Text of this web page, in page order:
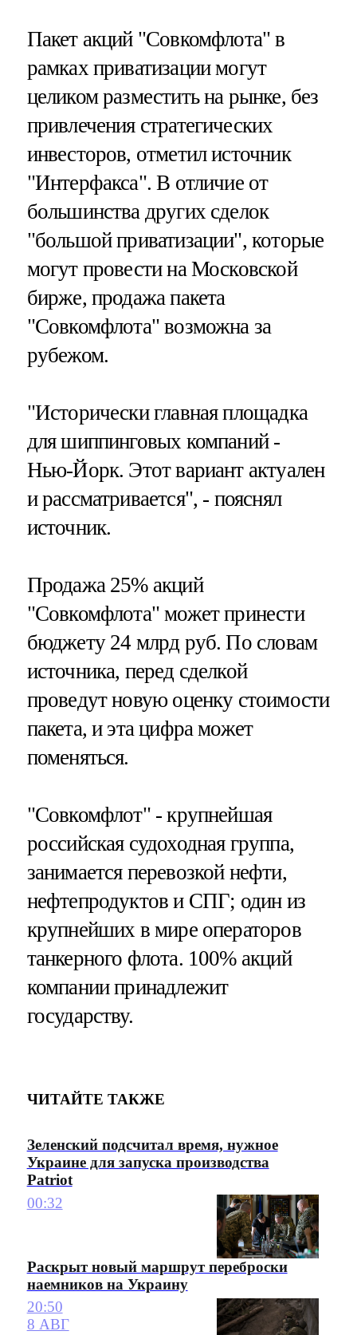
Пакет акций "Совкомфлота" в
рамках приватизации могут
целиком разместить на рынке, без
привлечения стратегических
инвесторов, отметил источник
"Интерфакса". В отличие от
большинства других сделок
"большой приватизации", которые
могут провести на Московской
бирже, продажа пакета
"Совкомфлота" возможна за
рубежом.
"Исторически главная площадка
для шиппинговых компаний -
Нью-Йорк. Этот вариант актуален
и рассматривается", - пояснял
источник.
Продажа 25% акций
"Совкомфлота" может принести
бюджету 24 млрд руб. По словам
источника, перед сделкой
проведут новую оценку стоимости
пакета, и эта цифра может
поменяться.
"Совкомфлот" - крупнейшая
российская судоходная группа,
занимается перевозкой нефти,
нефтепродуктов и СПГ; один из
крупнейших в мире операторов
танкерного флота. 100% акций
компании принадлежит
государству.
ЧИТАЙТЕ ТАКЖЕ
Зеленский подсчитал время, нужное
Украине для запуска производства
Patriot
00:32
Раскрыт новый маршрут переброски
наемников на Украину
20:50
8 АВГ